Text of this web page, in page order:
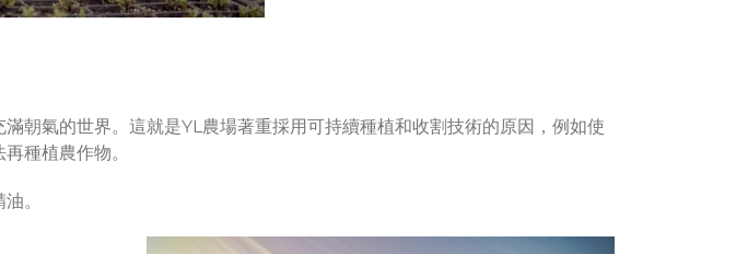
朝氣的世界。這就是YL農場著重採用可持續種植和收割技術的原因，例如使
種植農作物。
。